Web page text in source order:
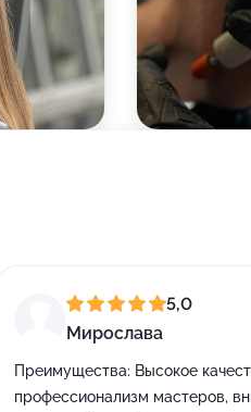
5,0
Мирослава
Преимущества: Высокое
профессионализм мастеров,